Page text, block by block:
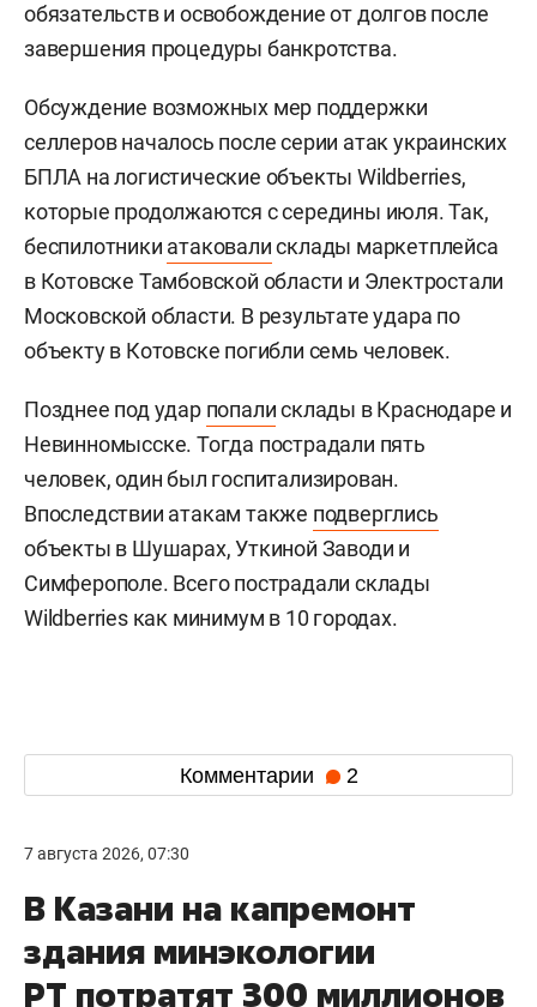
обязательств и освобождение от долгов после
завершения процедуры банкротства.
Обсуждение возможных мер поддержки
селлеров началось после серии атак украинских
БПЛА на логистические объекты Wildberries,
которые продолжаются с середины июля. Так,
беспилотники атаковалисклады маркетплейса
в Котовске Тамбовской области и Электростали
Московской области. В результате удара по
объекту в Котовске погибли семь человек.
Позднее под удар попалисклады в Краснодаре и
Невинномысске. Тогда пострадали пять
человек, один был госпитализирован.
Впоследствии атакам также подверглись
объекты в Шушарах, Уткиной Заводи и
Симферополе. Всего пострадали склады
Wildberries как минимум в 10 городах.
Комментарии 2
7 августа 2026, 07:30
В Казани на капремонт
здания минэкологии
РТ потратят 300 миллионов